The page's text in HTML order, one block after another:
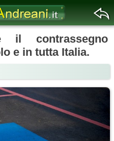
il contrassegno
e in tutta Italia.